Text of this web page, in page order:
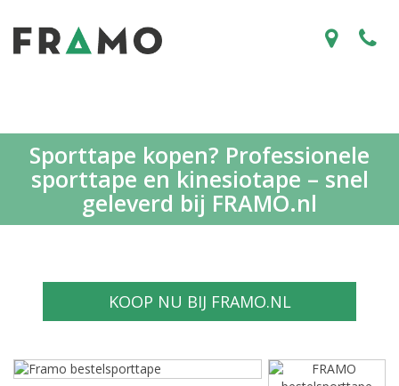
Sporttape kopen? Professionele
sporttape en kinesiotape – snel
geleverd bij FRAMO.nl
KOOP NU BIJ FRAMO.NL